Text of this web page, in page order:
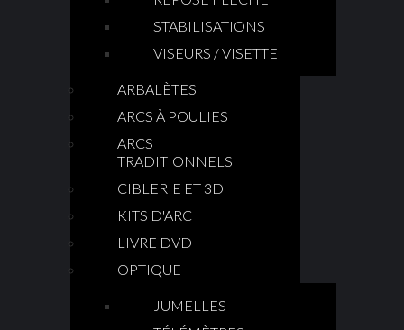
STABILISATIONS
VISEURS / VISETTE
ARBALÈTES
ARCS À POULIES
ARCS
TRADITIONNELS
CIBLERIE ET 3D
KITS D'ARC
LIVRE DVD
OPTIQUE
JUMELLES